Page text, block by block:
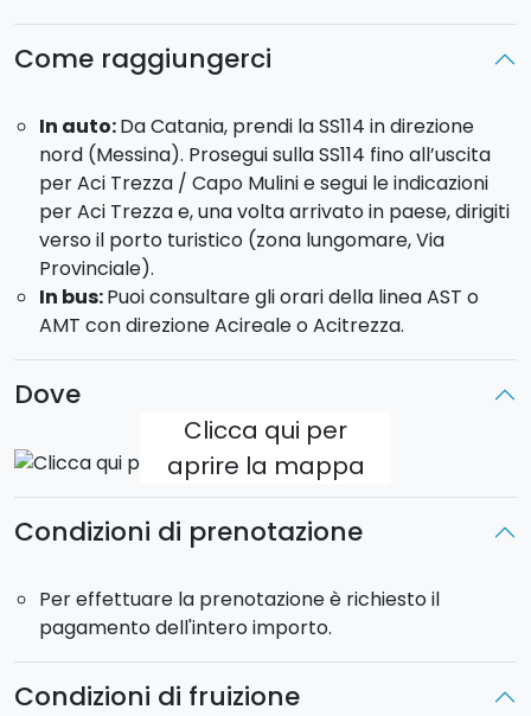
Durante l’escursione previste
snorkeling,tuffienuotatein
conprodottitipicisiciliani,pervivereunmomento
relax convistamare.
Potrete scegliere tra due opzioni:
Mezza Giornata
Intera Giornata:dalle ore 9:00 alle 17:30.
L'imbarcazione sarà a vostro uso esclusivocon
possibilità di personalizzare la partenza, il tragitto e le
Gommone max 10 posti: Nuova Jolly, lunghezza 7,5
metri con motore envirude, potenza 300 cv.
Gommone max 12 posti:Stilmar 34, lunghezza 10
metri, potenza 450 cv.
Il modello dell'imbarcazione potrebbe variare in
Idealepercoppie,famiglieegruppi
voglionoscoprirelaSiciliadalmare,intotalecomfort
elibertà.
Come raggiungerci
In auto:Da Catania, prendi la SS114 in direzione
nord (Messina). Prosegui sulla SS114 fino all’uscita
per Aci Trezza / Capo Mulini e segui le indicazioni
per Aci Trezza e, una volta arrivato in paese, dirigiti
verso il porto turistico (zona lungomare, Via
Provinciale).
In bus:Puoi consultare gli orari della linea AST o
AMT con direzione Acireale o Acitrezza.
Dove
Clicca qui per
aprire la mappa
Condizioni di prenotazione
Per effettuare la prenotazione è richiesto il
pagamento dell'intero importo.
Condizioni di fruizione